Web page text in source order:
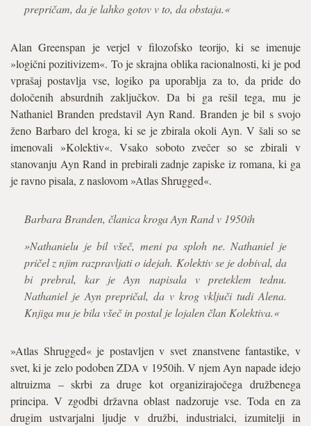
prepričam, da je lahko gotov v to, da obstaja.«
Alan Greenspan je verjel v filozofsko teorijo, ki se imenuje
»logični pozitivizem«. To je skrajna oblika racionalnosti, ki je pod
vprašaj postavlja vse, logiko pa uporablja za to, da pride do
določenih absurdnih zaključkov. Da bi ga rešil tega, mu je
Nathaniel Branden predstavil Ayn Rand. Branden je bil s svojo
ženo Barbaro del kroga, ki se je zbirala okoli Ayn. V šali so se
imenovali »Kolektiv«. Vsako soboto zvečer so se zbirali v
stanovanju Ayn Rand in prebirali zadnje zapiske iz romana, ki ga
je ravno pisala, z naslovom »Atlas Shrugged«.
Barbara Branden, članica kroga Ayn Rand v 1950ih
»Nathanielu je bil všeč, meni pa sploh ne. Nathaniel je
pričel z njim razpravljati o idejah. Kolektiv se je dobival, da
bi prebral, kar je Ayn napisala v preteklem tednu.
Nathaniel je Ayn prepričal, da v krog vključi tudi Alena.
Knjiga mu je bila všeč in postal je lojalen član Kolektiva.«
»Atlas Shrugged« je postavljen v svet znanstvene fantastike, v
svet, ki je zelo podoben ZDA v 1950ih. V njem Ayn napade idejo
altruizma – skrbi za druge kot organizirajočega družbenega
principa. V zgodbi državna oblast nadzoruje vse. Toda en za
drugim ustvarjalni ljudje v družbi, industrialci, izumitelji in